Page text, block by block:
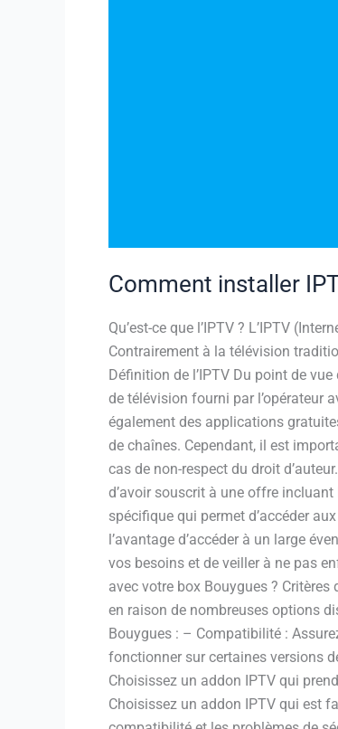
Comment installer
Qu’est-ce que l’IPTV ? L’IPTV
Contrairement à la télévision
Définition de l’IPTV Du point de
de télévision fourni par l’opérateur
également des applications
de chaînes. Cependant, il est
cas de non-respect du droit
d’avoir souscrit à une offre incluant
spécifique qui permet d’accéder
l’avantage d’accéder à un large
vos besoins et de veiller à ne pas
avec votre box Bouygues ?
en raison de nombreuses options
Bouygues : – Compatibilité :
fonctionner sur certaines versions
Choisissez un addon IPTV qui
Choisissez un addon IPTV qui est